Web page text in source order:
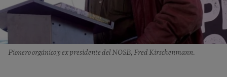
Pionero orgánico y ex presidente del NOSB, Fred Kirschenmann.